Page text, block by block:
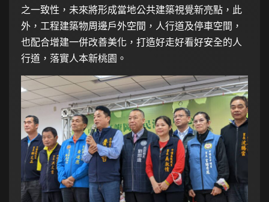
之一致性，未來將形成當地公共建築視覺新亮點，此
外，工程建築物周邊戶外空間，人行道及停車空間，
也配合增建一併改善美化，打造好走好看好安全的人
行道，落實人本新桃園。